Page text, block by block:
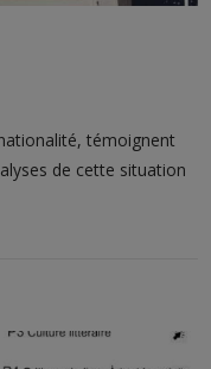
témoignent
de cette situation